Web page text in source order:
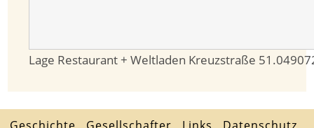
Lage Restaurant + Weltladen Kreuzstraße